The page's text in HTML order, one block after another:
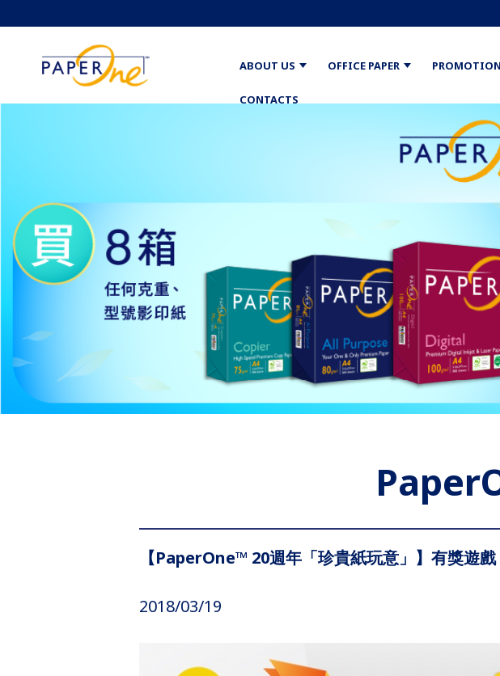
【PaperOne™ 20週年「珍貴紙玩意」】有獎遊戲
2018/03/19
ABOUT US OFFICE PAPER PROMOTION
CONTACTS